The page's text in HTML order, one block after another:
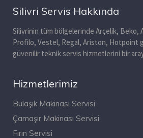
Silivri Servis Hakkında
Silivrinin tüm bölgelerinde Arçelik, Beko,
Profilo, Vestel, Regal, Ariston, Hotpoint
güvenilir teknik servis hizmetlerini bir
Hizmetlerimiz
Bulaşık Makinası Servisi
Çamaşır Makinası Servisi
Fırın Servisi